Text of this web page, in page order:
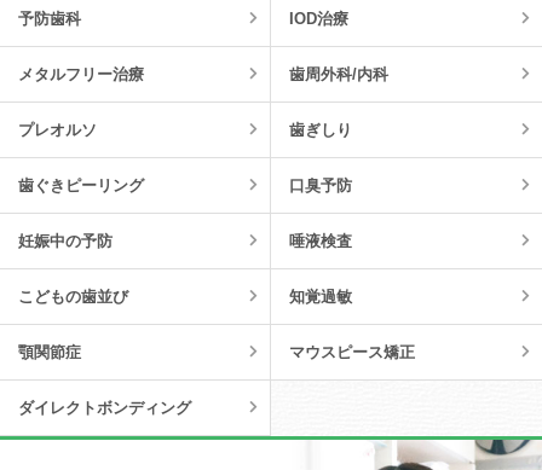
予防歯科 IOD治療
メタルフリー治療 歯周外科/内科
プレオルソ 歯ぎしり
歯ぐきピーリング 口臭予防
妊娠中の予防 唾液検査
こどもの歯並び 知覚過敏
顎関節症 マウスピース矯正
ダイレクトボンディング